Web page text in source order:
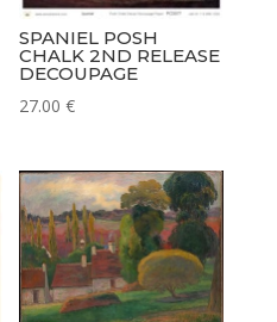
SPANIEL POSH
CHALK 2ND RELEASE
DECOUPAGE
27.00€